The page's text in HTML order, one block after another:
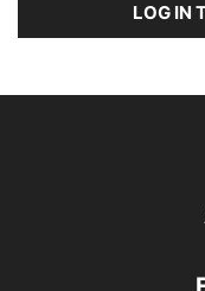
LOG IN